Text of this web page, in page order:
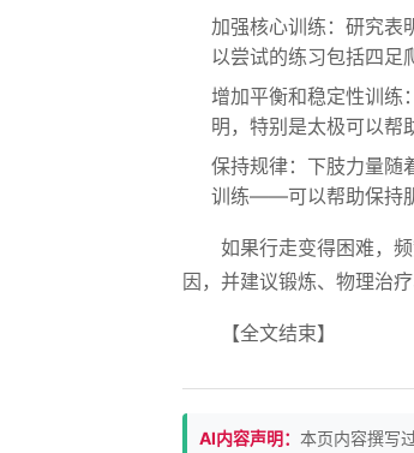
加强核心训练：研究表
以尝试的练习包括四足
增加平衡和稳定性训练
明，特别是太极可以帮
保持规律：下肢力量
训练——可以帮助保持
如果行走变得困难，
因，并建议锻炼、物理治
【全文结束】
AI内容声明： 本页内容撰写